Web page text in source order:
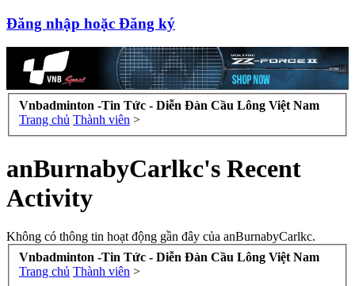
Đăng nhập hoặc Đăng ký
Vnbadminton -Tin Tức - Diễn Đàn Cầu Lông Việt Nam
Trang chủ Thành viên >
anBurnabyCarlkc's Recent
Activity
Không có thông tin hoạt động gần đây của anBurnabyCarlkc.
Vnbadminton -Tin Tức - Diễn Đàn Cầu Lông Việt Nam
Trang chủ Thành viên >